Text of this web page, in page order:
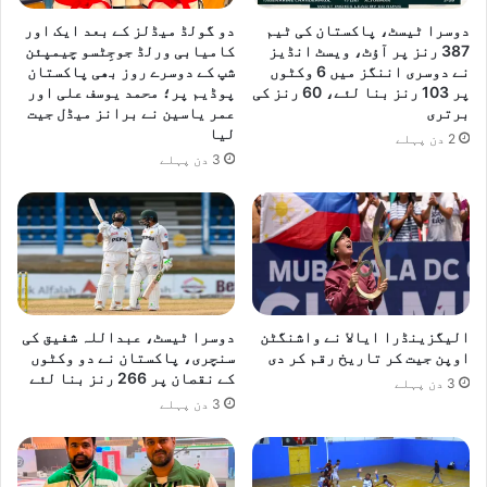
ل
د
ک
ا
م
ش
ع
ک
ر
ن
ے
ک
ی
ر
ہ
م
ک
ر
ن
ے
ک
ے
ی
ے
ا
ح
ت
ی
ا
ط
ی
ا
ب
دوسرا ٹیسٹ، پاکستان کی ٹیم
387 رنز پر آؤٹ، ویسٹ انڈیز
نے دوسری اننگز میں 6 وکٹوں
پر 103 رنز بنا لئے، 60 رنز کی
برتری
2 دن پہلے
دو گولڈ میڈلز کے بعد ایک اور
کامیابی ورلڈ جوجِٹسو چیمپئن
شپ کے دوسرے روز بھی پاکستان
پوڈیم پر؛ محمد یوسف علی اور
عمر یاسین نے برانز میڈل جیت
لیا
3 دن پہلے
الیگزینڈرا ایالا نے واشنگٹن
اوپن جیت کر تاریخ رقم کر دی
3 دن پہلے
دوسرا ٹیسٹ، عبداللہ شفیق کی
سنچری، پاکستان نے دو وکٹوں
کے نقصان پر 266 رنز بنا لئے
3 دن پہلے